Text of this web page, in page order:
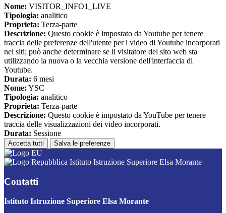
Nome: VISITOR_INFO1_LIVE
Tipologia: analitico
Proprieta: Terza-parte
Descrizione: Questo cookie è impostato da Youtube per tenere
traccia delle preferenze dell'utente per i video di Youtube incorporati
nei siti; può anche determinare se il visitatore del sito web sta
utilizzando la nuova o la vecchia versione dell'interfaccia di
Youtube.
Durata: 6 mesi
Nome: YSC
Tipologia: analitico
Proprieta: Terza-parte
Descrizione: Questo cookie è impostato da YouTube per tenere
traccia delle visualizzazioni dei video incorporati.
Durata: Sessione
Accetta tutti Salva le preferenze
Istituto Istruzione Superiore Elsa Morante
Contatti
Istituto Istruzione Superiore Elsa Morante